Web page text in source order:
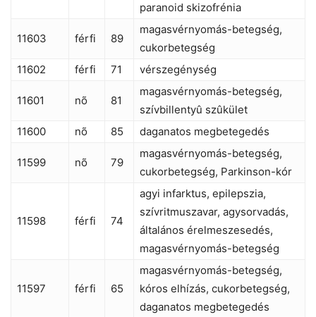
paranoid skizofrénia
11603 férfi 89
magasvérnyomás-betegség,
cukorbetegség
11602
férfi 71 vérszegénység
11601 nõ 81
magasvérnyomás-betegség,
szívbillentyû szûkület
11600
nõ 85 daganatos megbetegedés
11599 nõ 79
magasvérnyomás-betegség,
cukorbetegség, Parkinson-kór
11598 férfi 74
agyi infarktus, epilepszia,
szívritmuszavar, agysorvadás,
általános érelmeszesedés,
magasvérnyomás-betegség
11597 férfi 65
magasvérnyomás-betegség,
kóros elhízás, cukorbetegség,
daganatos megbetegedés